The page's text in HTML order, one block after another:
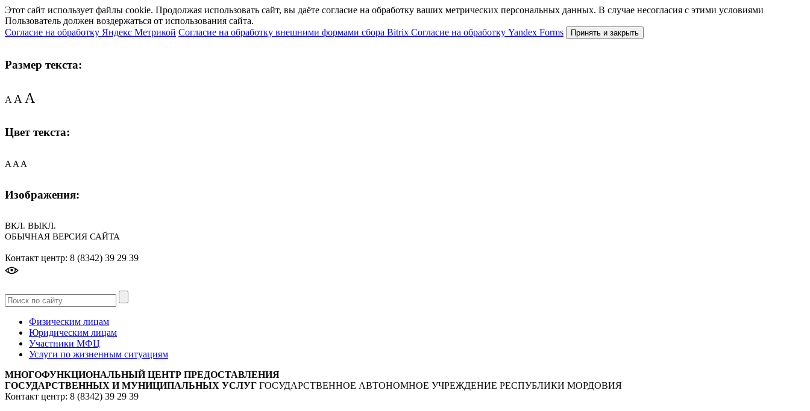
Этот сайт использует файлы cookie. Продолжая использовать сайт, вы даёте согласие на обработку ваших метрических персональных данных. В случае несогласия с этими условиями
Пользователь должен воздержаться от использования сайта.
Согласие на обработку Яндекс Метрикой Согласие на обработку внешними формами сбора Bitrix Согласие на обработку Yandex Forms Принять и закрыть
Размер текста:
AAA
Цвет текста:
A A A
Изображения:
ВКЛ. ВЫКЛ.
ОБЫЧНАЯ ВЕРСИЯ САЙТА
Контакт центр: 8 (8342) 39 29 39
Физическим лицам
Юридическим лицам
Участники МФЦ
Услуги по жизненным ситуациям
МНОГОФУНКЦИОНАЛЬНЫЙ ЦЕНТР ПРЕДОСТАВЛЕНИЯ
ГОСУДАРСТВЕННЫХ И МУНИЦИПАЛЬНЫХ УСЛУГ ГОСУДАРСТВЕННОЕ АВТОНОМНОЕ УЧРЕЖДЕНИЕ РЕСПУБЛИКИ МОРДОВИЯ
Контакт центр: 8 (8342) 39 29 39